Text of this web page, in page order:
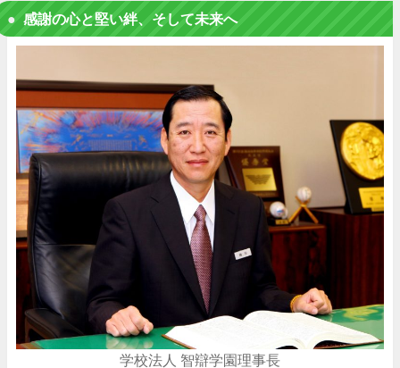
感謝の心と堅い絆、そして未来へ
学校法人 智辯学園理事長